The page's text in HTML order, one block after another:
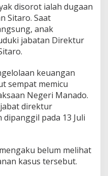
disorot ialah dugaan
Sitaro. Saat
anak
jabatan Direktur
keuangan
sempat memicu
Negeri Manado.
direktur
pada 13 Juli
belum melihat
kasus tersebut.